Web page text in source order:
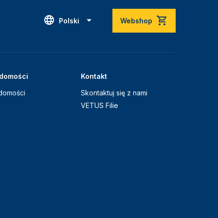
Polski Webshop
Kontakt
Skontaktuj się z nami
VETUS Filie